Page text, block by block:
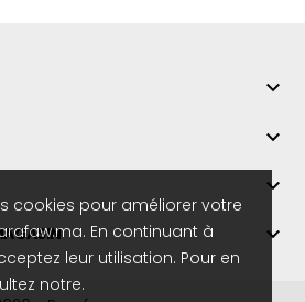
cookies pour améliorer votre
En continuant à
leur utilisation. Pour en
notre.



